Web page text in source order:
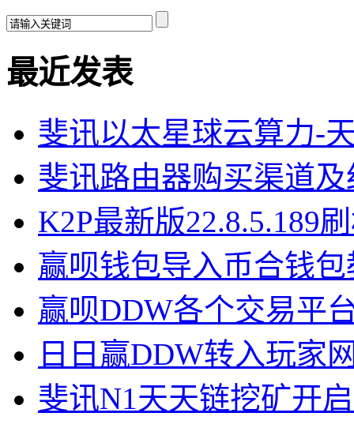
最近发表
斐讯以太星球云算力-
斐讯路由器购买渠道
K2P最新版22.8.5.189
赢呗钱包导入币合钱包
赢呗DDW各个交易平
日日赢DDW转入玩家
斐讯N1天天链挖矿开